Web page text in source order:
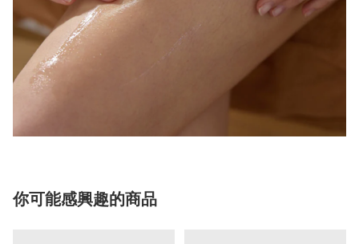
你可能感興趣的商品